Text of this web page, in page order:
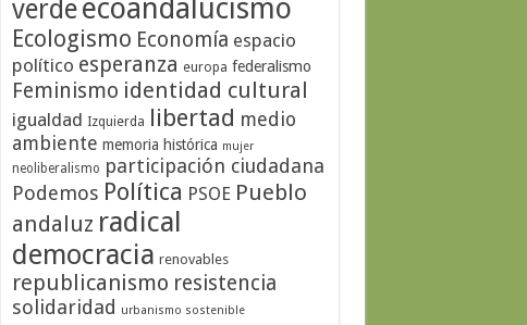
verdeecoandalucismo
Ecologismo Economía espacio
político esperanza europa federalismo
Feminismo identidad cultural
igualdad Izquierda libertad medio
ambiente memoria histórica mujer
neoliberalismo participación ciudadana
Podemos Política PSOE Pueblo
andaluz radical
democracia renovables
republicanismo resistencia
solidaridad urbanismo sostenible